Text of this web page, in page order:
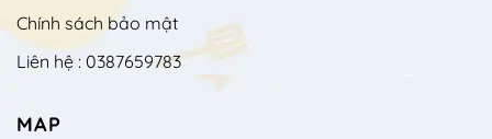
Chính sách bảo mật
Liên hệ : 0387659783
MAP